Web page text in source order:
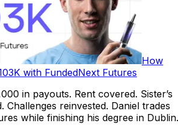
How
with FundedNext Futures
in payouts. Rent covered. Sister’s
Challenges reinvested. Daniel trades
while finishing his degree in Dublin.